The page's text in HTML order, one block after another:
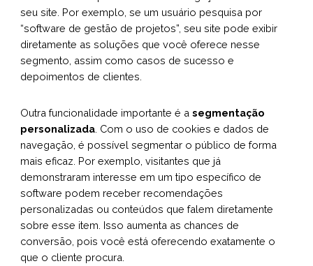
seu site. Por exemplo, se um usuário pesquisa por
“software de gestão de projetos”, seu site pode exibir
diretamente as soluções que você oferece nesse
segmento, assim como casos de sucesso e
depoimentos de clientes.
Outra funcionalidade importante é asegmentação
personalizada. Com o uso de cookies e dados de
navegação, é possível segmentar o público de forma
mais eficaz. Por exemplo, visitantes que já
demonstraram interesse em um tipo específico de
software podem receber recomendações
personalizadas ou conteúdos que falem diretamente
sobre esse item. Isso aumenta as chances de
conversão, pois você está oferecendo exatamente o
que o cliente procura.